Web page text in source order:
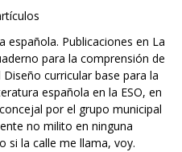
española. Publicaciones en La
para la comprensión de
curricular base para la
española en la ESO, en
por el grupo municipal
no milito en ninguna
si la calle me llama, voy.